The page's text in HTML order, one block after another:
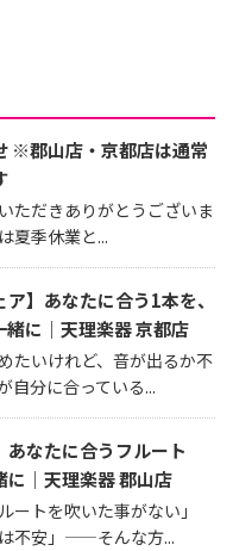
※郡山店・京都店は通常
ただきありがとうございま
夏季休業と...
ア】あなたに合う1本を、
に｜天理楽器 京都店
たいけれど、音が出るか不
自分に合っている...
あなたに合うフルート
に｜天理楽器 郡山店
ートを吹いた事がない」
は不安」——そんな方...